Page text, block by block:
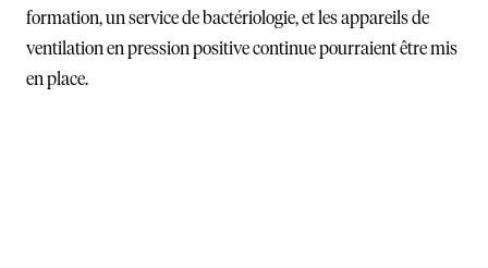
formation, un service de bactériologie, et les appareils de
ventilation en pression positive continue pourraient être mis
en place.